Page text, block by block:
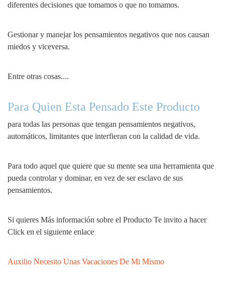
diferentes decisiones que tomamos o que no tomamos.
Gestionar y manejar los pensamientos negativos que nos causan
miedos y viceversa.
Entre otras cosas....
Para Quien Esta Pensado Este Producto
para todas las personas que tengan pensamientos negativos,
automáticos, limitantes que interfieran con la calidad de vida.
Para todo aquel que quiere que su mente sea una herramienta que
pueda controlar y dominar, en vez de ser esclavo de sus
pensamientos.
Si quieres Más información sobre el Producto Te invito a hacer
Click en el siguiente enlace
Auxilio Necesito Unas Vacaciones De Mi Mismo